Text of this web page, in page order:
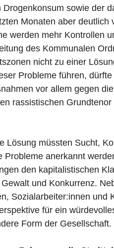
sowie der
Monaten aber deutlich
werden mehr Kontrollen
des Kommunalen
nicht zu einer
Probleme führen,
vor allem gegen
rassistischen
Lösung müssten Sucht,
anerkannt
den kapitalistischen
und Konkurrenz.
Sozialarbeiter:innen und
für ein
Form der Gesellschaft.